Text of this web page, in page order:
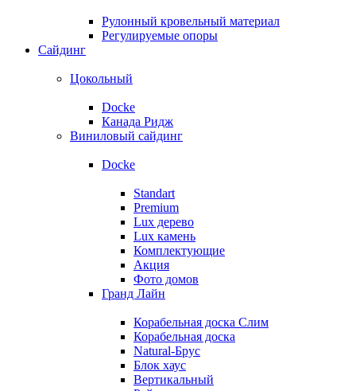
Рулонный кровельный материал
Регулируемые опоры
Сайдинг
Цокольный
Docke
Канада Ридж
Виниловый сайдинг
Docke
Standart
Premium
Lux дерево
Lux камень
Комплектующие
Акция
Фото домов
Гранд Лайн
Корабельная доска Слим
Корабельная доска
Natural-Брус
Блок хаус
Вертикальный